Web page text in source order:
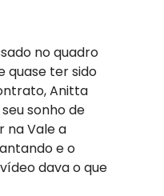
no quadro
quase ter sido
Anitta
sonho de
na Vale a
e o
dava o que